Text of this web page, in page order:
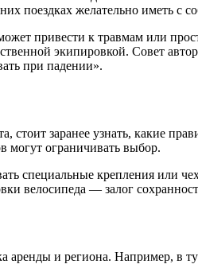
поездках желательно иметь с
привести к травмам или
экипировкой. Совет
при падении».
заранее узнать, какие
могут ограничивать выбор.
специальные крепления или
велосипеда — залог
аренды и региона. Например, в